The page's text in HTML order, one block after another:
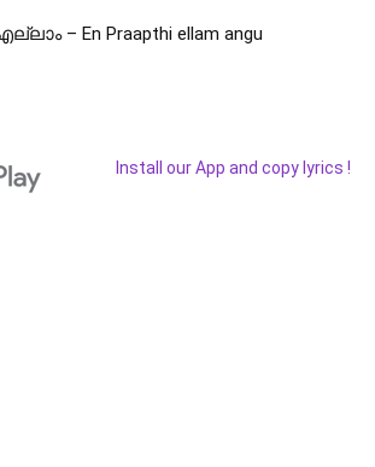
– En Praapthi ellam angu
Install our App and copy lyrics !